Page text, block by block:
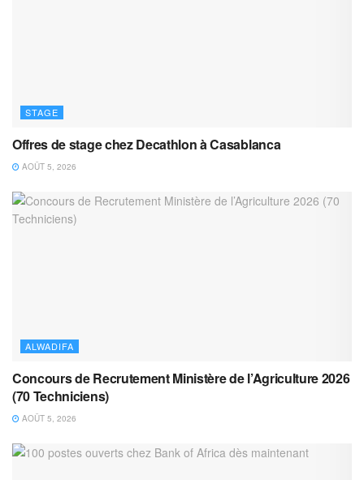
STAGE
Offres de stage chez Decathlon à Casablanca
AOÛT 5, 2026
ALWADIFA
Concours de Recrutement Ministère de l’Agriculture 2026
(70 Techniciens)
AOÛT 5, 2026